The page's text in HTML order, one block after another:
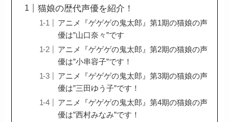
猫娘の歴代声優を紹介！
アニメ『ゲゲゲの鬼太郎』第1期の猫娘の声
優は”山口奈々”です
アニメ『ゲゲゲの鬼太郎』第2期の猫娘の声
優は”小串容子”です！
アニメ『ゲゲゲの鬼太郎』第3期の猫娘の声
優は”三田ゆう子”です！
アニメ『ゲゲゲの鬼太郎』第4期の猫娘の声
優は”西村みなみ”です！